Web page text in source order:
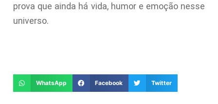
prova que ainda há vida, humor e emoção nesse
universo.
WhatsApp Facebook Twitter